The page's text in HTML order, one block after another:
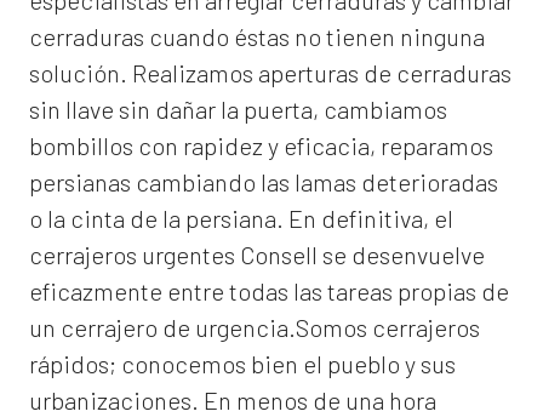
cerraduras cuando éstas no tienen ninguna
solución. Realizamos aperturas de cerraduras
sin llave sin dañar la puerta, cambiamos
bombillos con rapidez y eficacia, reparamos
persianas cambiando las lamas deterioradas
o la cinta de la persiana. En definitiva, el
cerrajeros urgentes Consell se desenvuelve
eficazmente entre todas las tareas propias de
un cerrajero de urgencia.Somos cerrajeros
rápidos; conocemos bien el pueblo y sus
urbanizaciones. En menos de una hora